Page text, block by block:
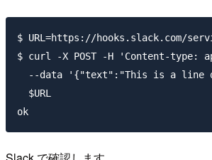
$ URL=https://hooks.slack.com/
$ curl -X POST -H 'Content-type:
--data '{"text":"This is a line
  $URL